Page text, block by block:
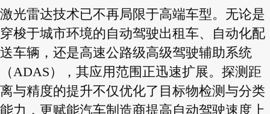
激光雷达技术已不再局限于高端车型。无论是
穿梭于城市环境的自动驾驶出租车、自动化配
送车辆，还是高速公路级高级驾驶辅助系统
（ADAS），其应用范围正迅速扩展。探测距
离与精度的提升不仅优化了目标物检测与分类
能力，更赋能汽车制造商提高自动驾驶速度上